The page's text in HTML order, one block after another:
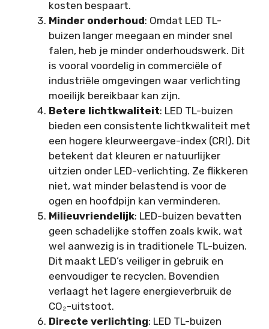
kosten bespaart.
Minder onderhoud: Omdat LED TL-
buizen langer meegaan en minder snel
falen, heb je minder onderhoudswerk. Dit
is vooral voordelig in commerciële of
industriële omgevingen waar verlichting
moeilijk bereikbaar kan zijn.
Betere lichtkwaliteit: LED TL-buizen
bieden een consistente lichtkwaliteit met
een hogere kleurweergave-index (CRI). Dit
betekent dat kleuren er natuurlijker
uitzien onder LED-verlichting. Ze flikkeren
niet, wat minder belastend is voor de
ogen en hoofdpijn kan verminderen.
Milieuvriendelijk: LED-buizen bevatten
geen schadelijke stoffen zoals kwik, wat
wel aanwezig is in traditionele TL-buizen.
Dit maakt LED’s veiliger in gebruik en
eenvoudiger te recyclen. Bovendien
verlaagt het lagere energieverbruik de
CO₂-uitstoot.
Directe verlichting: LED TL-buizen